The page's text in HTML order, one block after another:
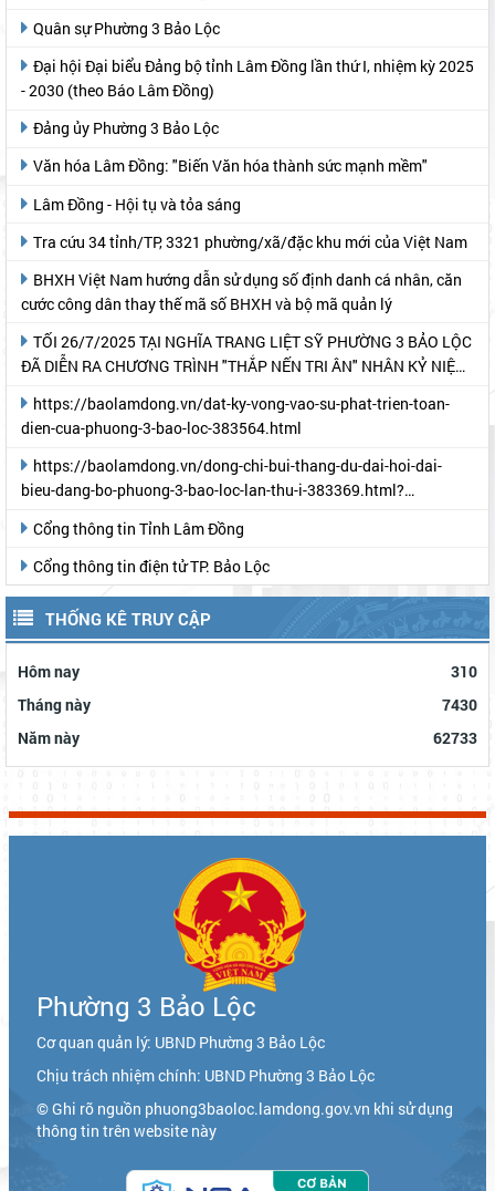
Quân sự Phường 3 Bảo Lộc
- 2030 (theo Báo Lâm Đồng)
Đảng ủy Phường 3 Bảo Lộc
Văn hóa Lâm Đồng: "Biến Văn hóa thành sức mạnh mềm"
Lâm Đồng - Hội tụ và tỏa sáng
Tra cứu 34 tỉnh/TP, 3321 phường/xã/đặc khu mới của Việt Nam
cước công dân thay thế mã số BHXH và bộ mã quản lý
ĐÃ DIỄN RA CHƯƠNG TRÌNH "THẮP NẾN TRI ÂN" NHÂN KỶ NIỆM
dien-cua-phuong-3-bao-loc-383564.html
bieu-dang-bo-phuong-3-bao-loc-lan-thu-i-383369.html?
Cổng thông tin Tỉnh Lâm Đồng
Cổng thông tin điện tử TP. Bảo Lộc
THỐNG KÊ TRUY CẬP
Hôm nay
310
Tháng này
7430
Năm này
62733
Phường 3 Bảo Lộc
Cơ quan quản lý: UBND Phường 3 Bảo Lộc
Chịu trách nhiệm chính: UBND Phường 3 Bảo Lộc
© Ghi rõ nguồn phuong3baoloc.lamdong.gov.vn khi sử dụng
thông tin trên website này